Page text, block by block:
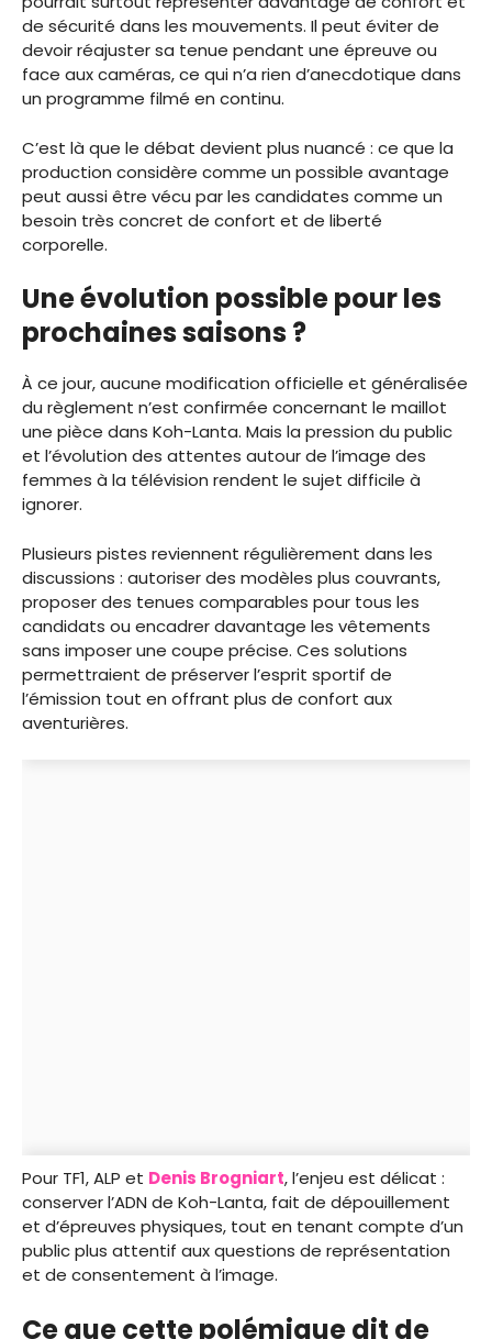
de sécurité dans les mouvements. Il peut éviter de
devoir réajuster sa tenue pendant une épreuve ou
face aux caméras, ce qui n’a rien d’anecdotique dans
un programme filmé en continu.
C’est là que le débat devient plus nuancé : ce que la
production considère comme un possible avantage
peut aussi être vécu par les candidates comme un
besoin très concret de confort et de liberté
corporelle.
Une évolution possible pour les
prochaines saisons ?
À ce jour, aucune modification officielle et généralisée
du règlement n’est confirmée concernant le maillot
une pièce dans Koh-Lanta. Mais la pression du public
et l’évolution des attentes autour de l’image des
femmes à la télévision rendent le sujet difficile à
ignorer.
Plusieurs pistes reviennent régulièrement dans les
discussions : autoriser des modèles plus couvrants,
proposer des tenues comparables pour tous les
candidats ou encadrer davantage les vêtements
sans imposer une coupe précise. Ces solutions
permettraient de préserver l’esprit sportif de
l’émission tout en offrant plus de confort aux
aventurières.
Pour TF1, ALP et Denis Brogniart, l’enjeu est délicat :
conserver l’ADN de Koh-Lanta, fait de dépouillement
et d’épreuves physiques, tout en tenant compte d’un
public plus attentif aux questions de représentation
et de consentement à l’image.
Ce que cette polémique dit de